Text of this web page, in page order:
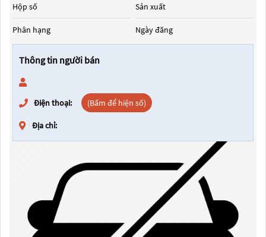
Hộp số
Phân hạng
Sản xuất
Ngày đăng
Thông tin người bán
Điện thoại: (Bấm để hiện số)
Địa chỉ: